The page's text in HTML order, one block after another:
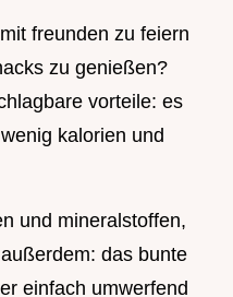
freunden zu feiern
zu genießen?
vorteile: es
kalorien und
und mineralstoffen,
das bunte
einfach umwerfend